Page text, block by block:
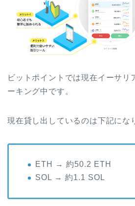
ビットポイントでは現在イーサリ
ーキング中です。
現在貸し出しているのは下記にな
ETH → 約50.2 ETH
SOL → 約1.1 SOL